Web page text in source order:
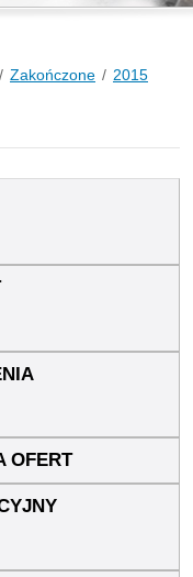
Zakończone 2015